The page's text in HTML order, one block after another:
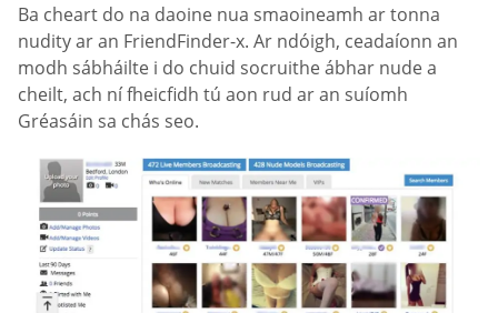
Ba cheart do na daoine nua smaoineamh ar tonna
nudity ar an FriendFinder-x. Ar ndóigh, ceadaíonn an
modh sábháilte i do chuid socruithe ábhar nude a
cheilt, ach ní fheicfidh tú aon rud ar an suíomh
Gréasáin sa chás seo.